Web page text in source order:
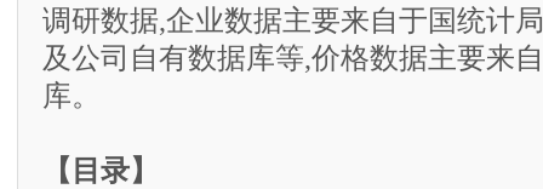
调研数据,企业数据主要来自于国统计
及公司自有数据库等,价格数据主要来
库。
【目录】